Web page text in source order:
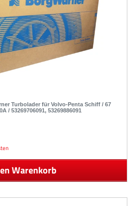
Turbolader für Volvo-Penta Schiff / 67
/ 53269706091, 53269886091
Warenkorb